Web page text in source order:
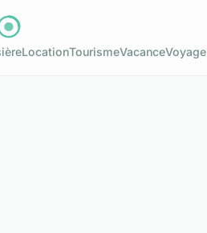
LocationTourismeVacanceVoyage